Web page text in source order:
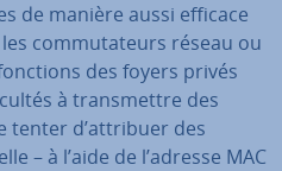
de manière aussi efficace
com­mu­ta­teurs réseau ou
des foyers privés
à trans­mettre des
tenter d’attribuer des
– à l’aide de l’adresse MAC